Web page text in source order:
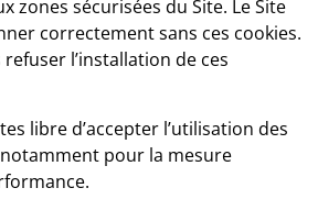
zones sécurisées du Site. Le Site
correctement sans ces cookies.
l’installation de ces
libre d’accepter l’utilisation des
pour la mesure